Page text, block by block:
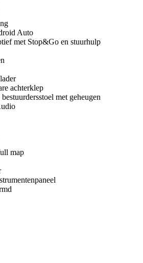
Auto
met Stop&Go en stuurhulp
achterklep
met geheugen
map